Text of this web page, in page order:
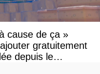
cause de ça »
gratuitement
depuis le